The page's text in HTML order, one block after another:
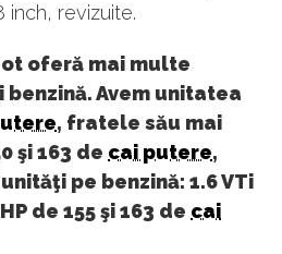
inch, revizuite.
oferă mai multe
benzină. Avem unitatea
, fratele său mai
şi 163 de cai putere,
pe benzină: 1.6 VTi
de 155 şi 163 de cai